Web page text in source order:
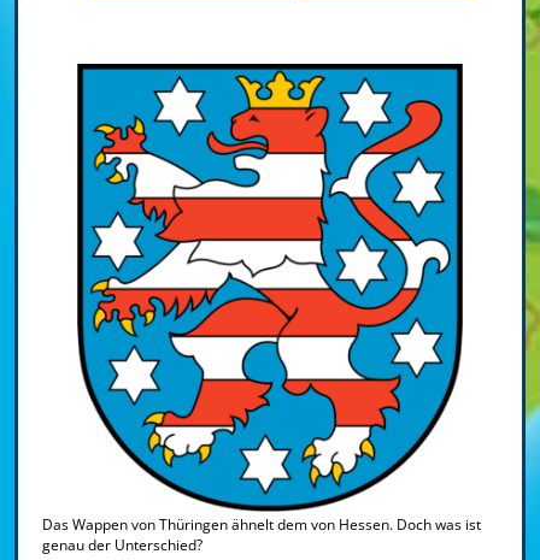
Das Wappen von Thüringen ähnelt dem von Hessen. Doch was ist
genau der Unterschied?